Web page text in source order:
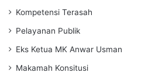
Kompetensi Terasah
Pelayanan Publik
Eks Ketua MK Anwar Usman
Makamah Konsitusi